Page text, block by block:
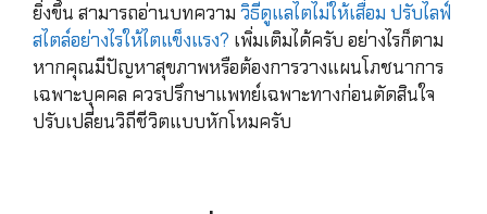
ยิ่งขึ้น สามารถอ่านบทความ วิธีดูแลไตไม่ให้เสื่อม ปรับไลฟ์
สไตล์อย่างไรให้ไตแข็งแรง? เพิ่มเติมได้ครับ อย่างไรก็ตาม
หากคุณมีปัญหาสุขภาพหรือต้องการวางแผนโภชนาการ
เฉพาะบุคคล ควรปรึกษาแพทย์เฉพาะทางก่อนตัดสินใจ
ปรับเปลี่ยนวิถีชีวิตแบบหักโหมครับ